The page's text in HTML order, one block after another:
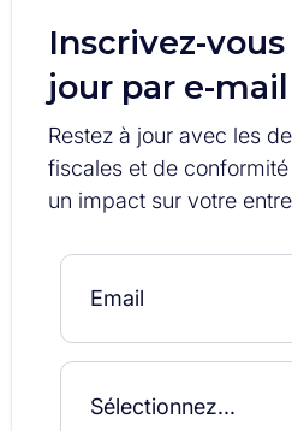
Inscrivez-
jour par e-mail
Restez à jour avec les
fiscales et de
un impact sur votre